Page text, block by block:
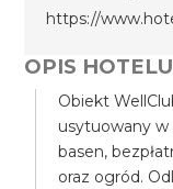
https://
OPIS HOTELU
Obiekt
usytuowany
basen,
oraz ogród.